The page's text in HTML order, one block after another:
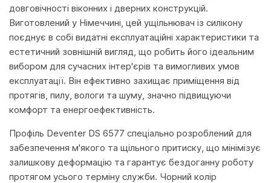
довговічності віконних і дверних конструкцій.
Виготовлений у Німеччині, цей ущільнювач із силікону
поєднує в собі видатні експлуатаційні характеристики та
естетичний зовнішній вигляд, що робить його ідеальним
вибором для сучасних інтер'єрів та вимогливих умов
експлуатації. Він ефективно захищає приміщення від
протягів, пилу, вологи та шуму, значно підвищуючи
комфорт та енергоефективність.
Профіль Deventer DS 6577 спеціально розроблений для
забезпечення м'якого та щільного притиску, що мінімізує
залишкову деформацію та гарантує бездоганну роботу
протягом усього терміну служби. Чорний колір